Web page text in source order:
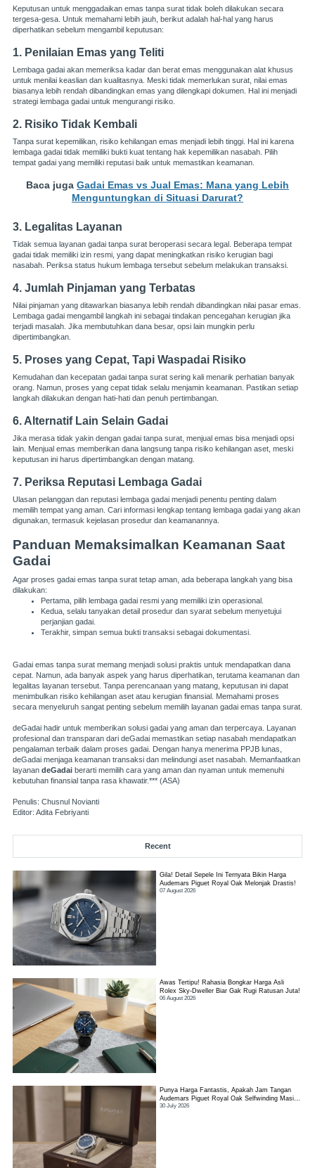
Keputusan untuk menggadaikan emas tanpa surat tidak boleh dilakukan secara
tergesa-gesa. Untuk memahami lebih jauh, berikut adalah hal-hal yang harus
diperhatikan sebelum mengambil keputusan:
1. Penilaian Emas yang Teliti
Lembaga gadai akan memeriksa kadar dan berat emas menggunakan alat khusus
untuk menilai keaslian dan kualitasnya. Meski tidak memerlukan surat, nilai emas
biasanya lebih rendah dibandingkan emas yang dilengkapi dokumen. Hal ini menjadi
strategi lembaga gadai untuk mengurangi risiko.
2. Risiko Tidak Kembali
Tanpa surat kepemilikan, risiko kehilangan emas menjadi lebih tinggi. Hal ini karena
lembaga gadai tidak memiliki bukti kuat tentang hak kepemilikan nasabah. Pilih
tempat gadai yang memiliki reputasi baik untuk memastikan keamanan.
Baca juga Gadai Emas vs Jual Emas: Mana yang Lebih
Menguntungkan di Situasi Darurat?
3. Legalitas Layanan
Tidak semua layanan gadai tanpa surat beroperasi secara legal. Beberapa tempat
gadai tidak memiliki izin resmi, yang dapat meningkatkan risiko kerugian bagi
nasabah. Periksa status hukum lembaga tersebut sebelum melakukan transaksi.
4. Jumlah Pinjaman yang Terbatas
Nilai pinjaman yang ditawarkan biasanya lebih rendah dibandingkan nilai pasar emas.
Lembaga gadai mengambil langkah ini sebagai tindakan pencegahan kerugian jika
terjadi masalah. Jika membutuhkan dana besar, opsi lain mungkin perlu
dipertimbangkan.
5. Proses yang Cepat, Tapi Waspadai Risiko
Kemudahan dan kecepatan gadai tanpa surat sering kali menarik perhatian banyak
orang. Namun, proses yang cepat tidak selalu menjamin keamanan. Pastikan setiap
langkah dilakukan dengan hati-hati dan penuh pertimbangan.
6. Alternatif Lain Selain Gadai
Jika merasa tidak yakin dengan gadai tanpa surat, menjual emas bisa menjadi opsi
lain. Menjual emas memberikan dana langsung tanpa risiko kehilangan aset, meski
keputusan ini harus dipertimbangkan dengan matang.
7. Periksa Reputasi Lembaga Gadai
Ulasan pelanggan dan reputasi lembaga gadai menjadi penentu penting dalam
memilih tempat yang aman. Cari informasi lengkap tentang lembaga gadai yang akan
digunakan, termasuk kejelasan prosedur dan keamanannya.
Panduan Memaksimalkan Keamanan Saat
Gadai
Agar proses gadai emas tanpa surat tetap aman, ada beberapa langkah yang bisa
dilakukan:
Pertama, pilih lembaga gadai resmi yang memiliki izin operasional.
Kedua, selalu tanyakan detail prosedur dan syarat sebelum menyetujui
perjanjian gadai.
Terakhir, simpan semua bukti transaksi sebagai dokumentasi.
Gadai emas tanpa surat memang menjadi solusi praktis untuk mendapatkan dana
cepat. Namun, ada banyak aspek yang harus diperhatikan, terutama keamanan dan
legalitas layanan tersebut. Tanpa perencanaan yang matang, keputusan ini dapat
menimbulkan risiko kehilangan aset atau kerugian finansial. Memahami proses
secara menyeluruh sangat penting sebelum memilih layanan gadai emas tanpa surat.
deGadai hadir untuk memberikan solusi gadai yang aman dan terpercaya. Layanan
profesional dan transparan dari deGadai memastikan setiap nasabah mendapatkan
pengalaman terbaik dalam proses gadai. Dengan hanya menerima PPJB lunas,
deGadai menjaga keamanan transaksi dan melindungi aset nasabah. Memanfaatkan
layanan deGadai berarti memilih cara yang aman dan nyaman untuk memenuhi
kebutuhan finansial tanpa rasa khawatir.*** (ASA)
Penulis: Chusnul Novianti
Editor: Adita Febriyanti
Recent
Gila! Detail Sepele Ini Ternyata Bikin Harga
Audemars Piguet Royal Oak Melonjak Drastis!
07 August 2026
Awas Tertipu! Rahasia Bongkar Harga Asli
Rolex Sky-Dweller Biar Gak Rugi Ratusan Juta!
06 August 2026
Punya Harga Fantastis, Apakah Jam Tangan
Audemars Piguet Royal Oak Selfwinding Masih
Worth It?
30 July 2026